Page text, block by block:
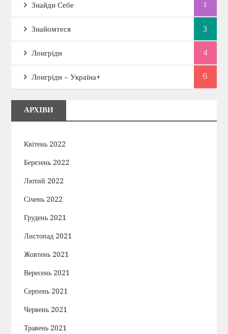
Знайди Себе 1
Знайомтеся 3
Лонгріди 4
Лонгріди – Україна+ 6
АРХІВИ
Квітень 2022
Березень 2022
Лютий 2022
Січень 2022
Грудень 2021
Листопад 2021
Жовтень 2021
Вересень 2021
Серпень 2021
Червень 2021
Травень 2021